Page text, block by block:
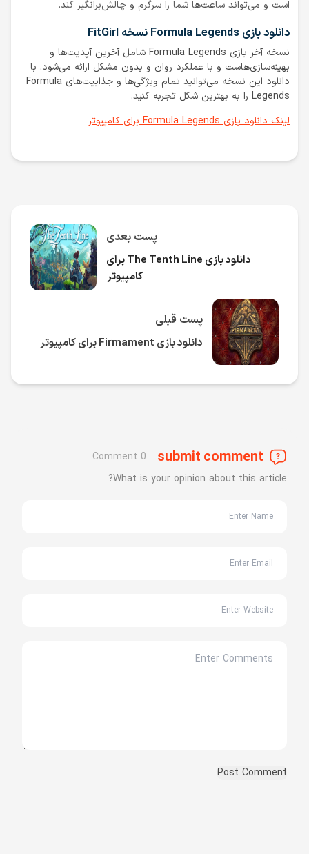
است و می‌تواند ساعت‌ها شما را سرگرم و چالش‌برانگیز کند.
دانلود بازی Formula Legends نسخه FitGirl
نسخه آخر بازی Formula Legends شامل آخرین آپدیت‌ها و
بهینه‌سازی‌هاست و با عملکرد روان و بدون مشکل ارائه می‌شود. با
دانلود این نسخه می‌توانید تمام ویژگی‌ها و جذابیت‌های Formula
Legends را به بهترین شکل تجربه کنید.
لینک دانلود بازی Formula Legends برای کامپیوتر
پست قبلی
دانلود بازی Firmament برای کامپیوتر
پست بعدی
دانلود بازی The Tenth Line برای
کامپیوتر
submit comment
0 Comment
What is your opinion about this article?